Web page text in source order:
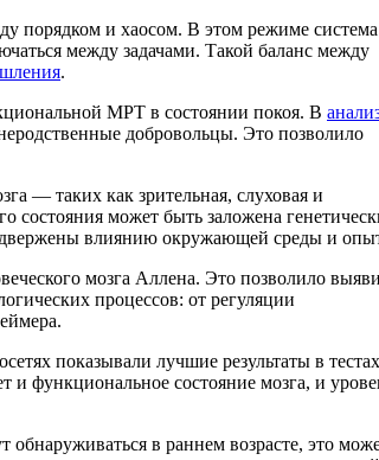
порядком и хаосом. В этом режиме система
между задачами. Такой баланс между
.
МРТ в состоянии покоя. В
добровольцы. Это позволило
— таких как зрительная, слуховая и
состояния может быть заложена
влиянию окружающей среды и
мозга Аллена. Это позволило
процессов: от регуляции
показывали лучшие результаты в
и функциональное состояние мозга, и
в раннем возрасте, это